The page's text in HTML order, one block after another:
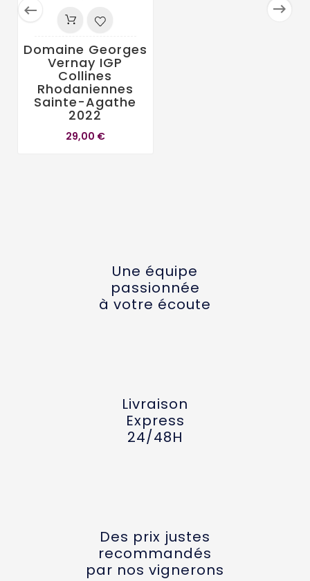
 
Domaine Georges
Vernay IGP
Collines
Rhodaniennes
Sainte-Agathe
2022
29,00 €
Une équipe
passionnée
à votre écoute
Livraison
Express
24/48H
Des prix justes
recommandés
par nos vignerons